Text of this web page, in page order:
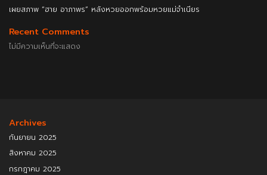
เผยสภาพ “ฮาย อาภาพร” หลังหวยออกพร้อมหวยแม่จำเนียร
Recent Comments
ไม่มีความเห็นที่จะแสดง
Archives
กันยายน 2025
สิงหาคม 2025
กรกฎาคม 2025